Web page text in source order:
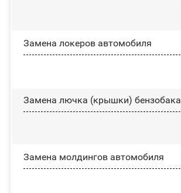
Замена лoĸepoв автомобиля
Замена лючка (крышки) бензобака
Замена молдингов автомобиля